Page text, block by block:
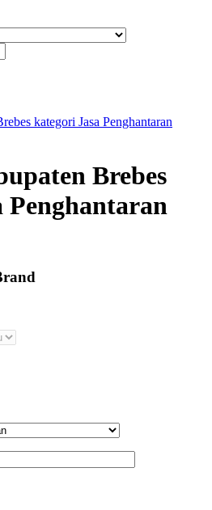
kategori Jasa Penghantaran
Brebes
Penghantaran